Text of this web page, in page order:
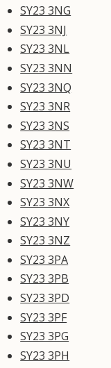
SY23 3NG
SY23 3NJ
SY23 3NL
SY23 3NN
SY23 3NQ
SY23 3NR
SY23 3NS
SY23 3NT
SY23 3NU
SY23 3NW
SY23 3NX
SY23 3NY
SY23 3NZ
SY23 3PA
SY23 3PB
SY23 3PD
SY23 3PF
SY23 3PG
SY23 3PH